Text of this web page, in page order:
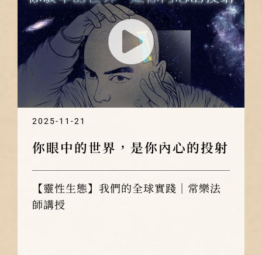
2025-11-21
你眼中的世界，是你內心的投射
【靈性生態】我們的全球實踐｜常樂法
師講授